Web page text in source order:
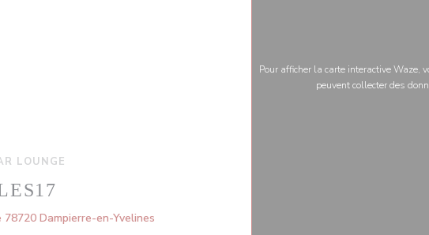
LOUNGE
78720 Dampierre-en-Yvelines((ouvre une nouvelle fenêtre))
Pour afficher la carte interactive Waze,
peuvent collecter des